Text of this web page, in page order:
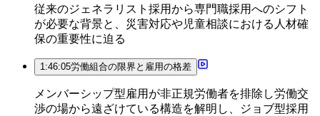
従来のジェネラリスト採用から専門職採用へのシフト
が必要な背景と、災害対応や児童相談における人材確
保の重要性に迫る
1:46:05労働組合の限界と雇用の格差
メンバーシップ型雇用が非正規労働者を排除し労働交
渉の場から遠ざけている構造を解明し、ジョブ型採用